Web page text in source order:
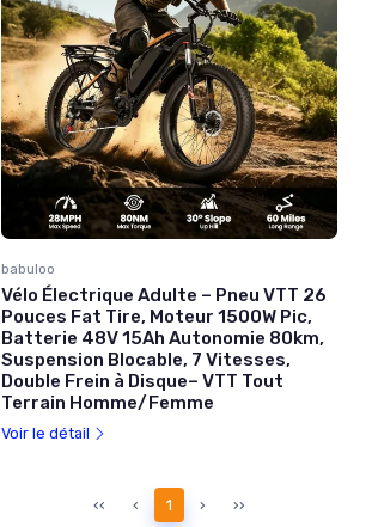
babuloo
Vélo Électrique Adulte – Pneu VTT 26
Pouces Fat Tire, Moteur 1500W Pic,
Batterie 48V 15Ah Autonomie 80km,
Suspension Blocable, 7 Vitesses,
Double Frein à Disque– VTT Tout
Terrain Homme/Femme
Voir le détail
‹‹ ‹ 1 › ››